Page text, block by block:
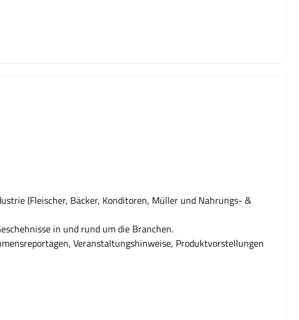
(Fleischer, Bäcker, Konditoren, Müller und Nahrungs- &
in und rund um die Branchen.
Veranstaltungshinweise, Produktvorstellungen